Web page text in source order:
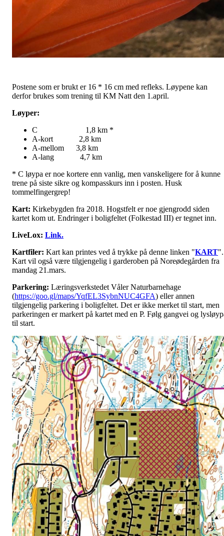
Postene som er brukt er 16 * 16 cm med refleks. Løypene kan
derfor brukes som trening til KM Natt den 1.april.
Løyper:
C 1,8 km *
A-kort 2,8 km
A-mellom 3,8 km
A-lang 4,7 km
* C løypa er noe kortere enn vanlig, men vanskeligere for å kunne
trene på siste sikre og kompasskurs inn i posten. Husk
tommelfingergrep!
Kart: Kirkebygden fra 2018. Hogstfelt er noe gjengrodd siden
kartet kom ut. Endringer i boligfeltet (Folkestad III) er tegnet inn.
LiveLox: Link.
Kartfiler: Kart kan printes ved å trykke på denne linken "KART".
Kart vil også være tilgjengelig i garderoben på Noreødegården fra
mandag 21.mars.
Parkering: Læringsverkstedet Våler Naturbarnehage
(https://goo.gl/maps/YqfEL3SybnNUC4GFA) eller annen
tilgjengelig parkering i boligfeltet. Det er ikke merket til start, men
parkeringen er markert på kartet med en P. Følg gangvei og
til start.